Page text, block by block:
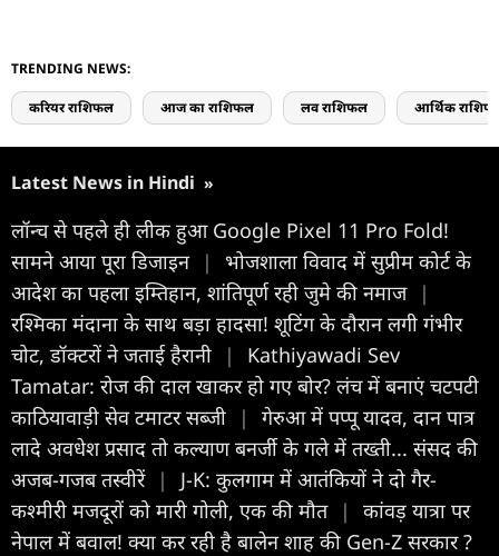
TRENDING NEWS:
करियर राशिफल आज का राशिफल लव राशिफल आर्थिक
Latest News in Hindi »
लॉन्च से पहले ही लीक हुआ Google Pixel 11 Pro Fold!
सामने आया पूरा डिजाइन |
भोजशाला विवाद में सुप्रीम कोर्ट के
आदेश का पहला इम्तिहान, शांतिपूर्ण रही जुमे की नमाज |
रश्मिका मंदाना के साथ बड़ा हादसा! शूटिंग के दौरान लगी गंभीर
चोट, डॉक्टरों ने जताई हैरानी
|
Kathiyawadi Sev
Tamatar: रोज की दाल खाकर हो गए बोर? लंच में बनाएं चटपटी
काठियावाड़ी सेव टमाटर सब्जी
|
गेरुआ में पप्पू यादव, दान पात्र
लादे अवधेश प्रसाद तो कल्याण बनर्जी के गले में तख्ती... संसद की
अजब-गजब तस्वीरें |
J-K: कुलगाम में आतंकियों ने दो गैर-
कश्मीरी मजदूरों को मारी गोली, एक की मौत |
कांवड़ यात्रा पर
नेपाल में बवाल! क्या कर रही है बालेन शाह की Gen-Z सरकार ?